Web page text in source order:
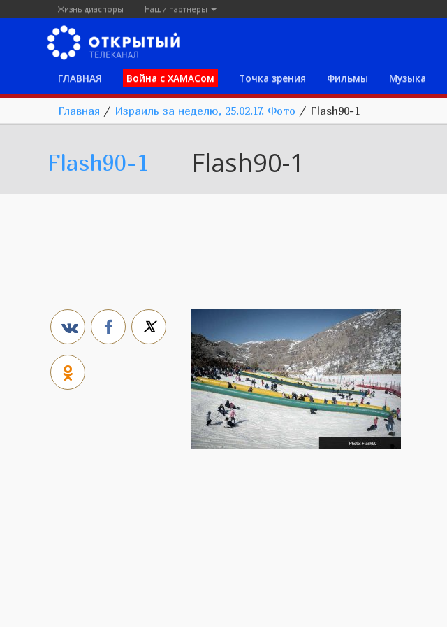
Жизнь диаспоры Наши партнеры
ГЛАВНАЯ Война с ХАМАСом Точка зрения Фильмы Музыка
Главная / Израиль за неделю, 25.02.17. Фото / Flash90-1
Flash90-1 Flash90-1